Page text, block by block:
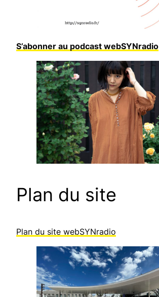
S’abonner au podcast webSYNradio
Plan du site
Plan du site webSYNradio